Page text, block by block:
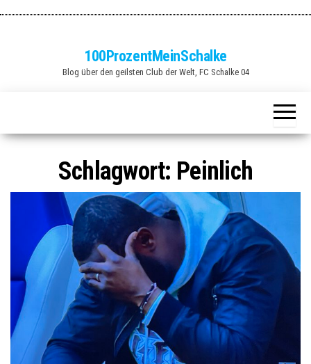
100ProzentMeinSchalke
Blog über den geilsten Club der Welt, FC Schalke 04
Schlagwort: Peinlich